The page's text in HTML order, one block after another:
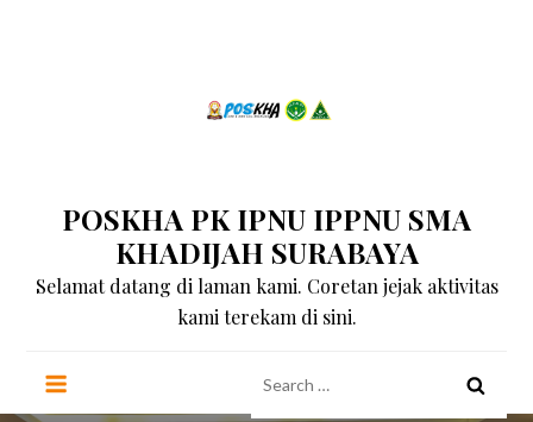
POSKHA PK IPNU IPPNU SMA
KHADIJAH SURABAYA
Selamat datang di laman kami. Coretan jejak aktivitas
kami terekam di sini.
for: